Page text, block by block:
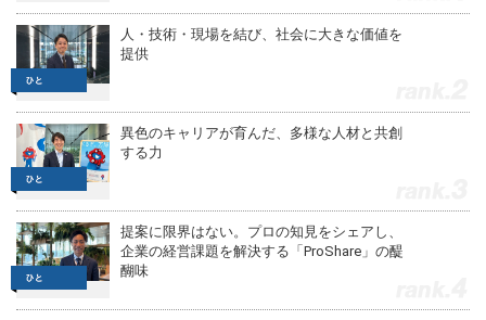
人・技術・現場を結び、社会に大きな価値を
提供
異色のキャリアが育んだ、多様な人材と共創
する力
提案に限界はない。プロの知見をシェアし、
企業の経営課題を解決する「ProShare」の醍
醐味